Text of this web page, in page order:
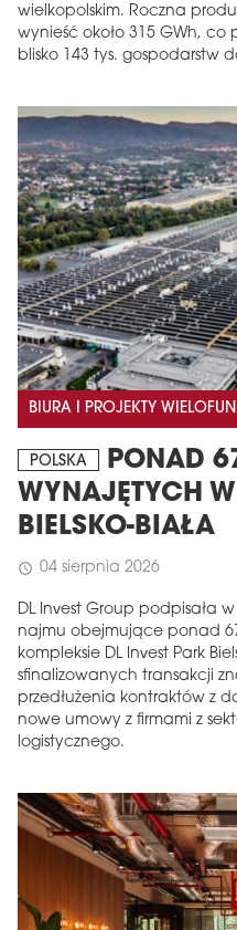
wielkopolskim. Roczna
wynieść około 315 GWh,
blisko 143 tys. gospodarstw
BIURA I PROJEKTY
POLSKA
PONAD
WYNAJĘTYCH
BIELSKO-BIAŁA
schedule 04 sierpnia 2026
DL Invest Group podpisała
najmu obejmujące ponad
kompleksie DL Invest Park
sfinalizowanych transakcji
przedłużenia kontraktów z
nowe umowy z firmami z
logistycznego.